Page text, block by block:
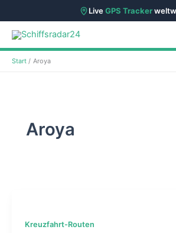
LiveGPS Tracker
Zum
Inhalt
springen
Start Aroya
Aroya
Kreuzfahrt-Routen